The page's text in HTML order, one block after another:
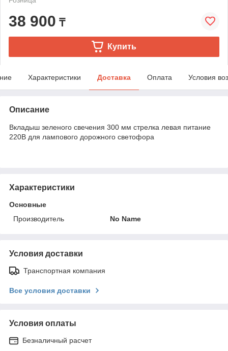
38 900 ₸
Купить
Характеристики Доставка Оплата Условия
Описание
Вкладыш зеленого свечения 300 мм стрелка левая питание
220В для лампового дорожного светофора
Характеристики
Основные
Производитель
No Name
Условия доставки
Транспортная компания
Все условия доставки
Условия оплаты
Безналичный расчет